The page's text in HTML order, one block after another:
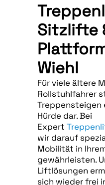
Sitzlifte
Wiehl
Für viele ältere
Rollstuhlfahrer
Treppensteigen
Hürde dar. Bei
Expert
wir darauf
Mobilität in
gewährleisten.
Liftlösungen
sich wieder frei